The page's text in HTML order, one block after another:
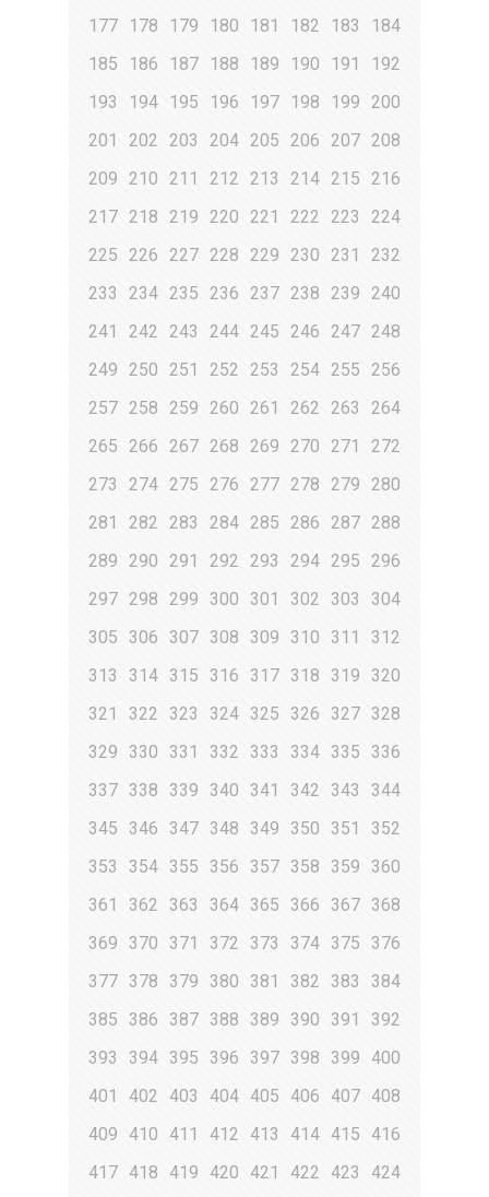
177 178 179 180 181 182 183
184
185
186 187 188 189 190 191
192
193
194 195 196 197 198 199
200
201
202 203 204 205 206 207 208
209
210 211 212 213 214 215
216
217 218 219 220 221 222 223
224
225
226 227 228 229 230 231
232
233
234 235 236 237 238 239
240
241
242 243 244 245 246 247 248
249
250 251 252 253 254 255
256
257 258 259 260 261 262 263
264
265
266 267 268 269 270 271
272
273
274 275 276 277 278 279
280
281
282 283 284 285 286 287 288
289
290 291 292 293 294 295
296
297 298 299 300 301 302 303
304
305
306 307 308 309 310 311
312
313
314 315 316 317 318 319
320
321
322 323 324 325 326 327 328
329
330 331 332 333 334 335
336
337 338 339 340 341 342 343
344
345
346 347 348 349 350 351
352
353
354 355 356 357 358 359 360
361
362 363 364 365 366 367 368
369
370 371 372 373 374 375 376
377 378 379 380 381 382 383
384
385
386 387 388 389 390 391
392
393
394 395 396 397 398 399
400
401
402 403 404 405 406 407 408
409
410 411 412 413 414 415
416
417 418 419 420 421 422 423 424